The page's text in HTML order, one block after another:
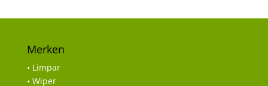
Merken
• Limpar
• Wiper